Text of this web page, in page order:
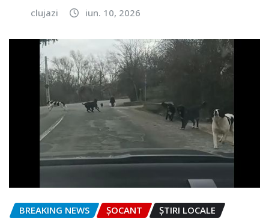
clujazi iun. 10, 2026
BREAKING NEWS ȘOCANT ȘTIRI LOCALE